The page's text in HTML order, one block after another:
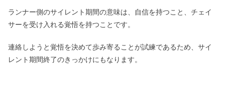
ランナー側のサイレント期間の意味は、自信を持つこと、チェイ
サーを受け入れる覚悟を持つことです。
連絡しようと覚悟を決めて歩み寄ることが試練であるため、サイ
レント期間終了のきっかけにもなります。